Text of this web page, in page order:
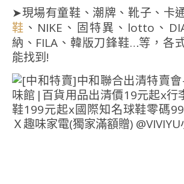
➤現場有童鞋、潮牌、靴子、卡
鞋 、NIKE、固特異、lotto、
納、FILA、韓版刀鋒鞋…等，各
能找到!